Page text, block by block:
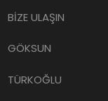
BİZE ULAŞIN
GÖKSUN
TÜRKOĞLU